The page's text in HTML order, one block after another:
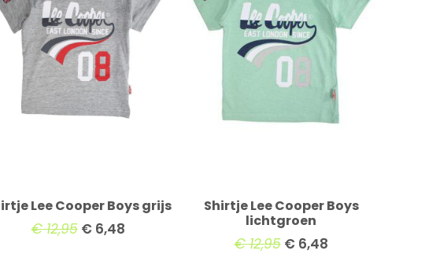
Lee Cooper Boys grijs
€12,95 €6,48
Shirtje Lee Cooper Boys
lichtgroen
€12,95 €6,48